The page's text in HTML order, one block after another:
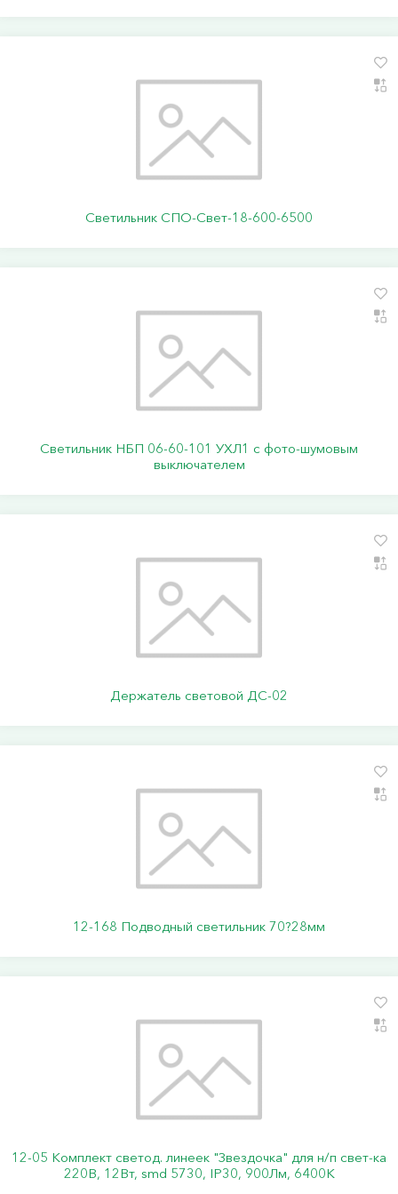
Светильник СПО-Свет-18-600-6500
Светильник НБП 06-60-101 УХЛ1 с фото-шумовым
выключателем
Держатель световой ДС-02
12-168 Подводный светильник 70?28мм
12-05 Комплект светод. линеек "Звездочка" для н/п свет-ка
220В, 12Вт, smd 5730, IP30, 900Лм, 6400К